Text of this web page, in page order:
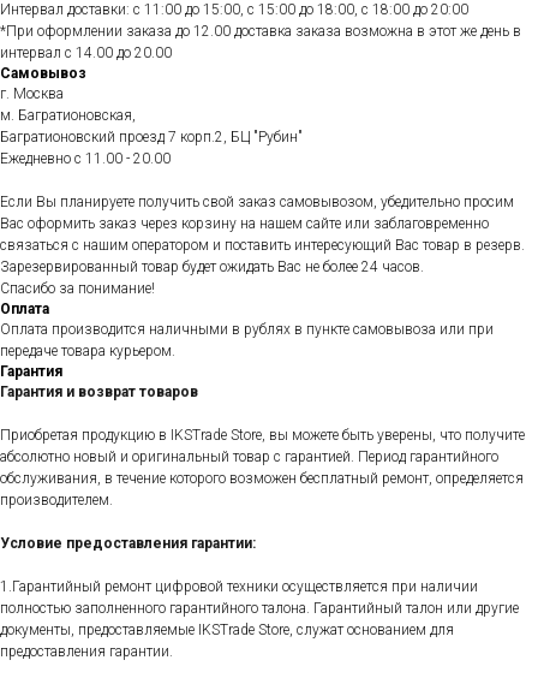
Интервал доставки: с 11:00 до 15:00, с 15:00 до 18:00, с 18:00 до 20:00
*При оформлении заказа до 12.00 доставка заказа возможна в этот же день в
интервал с 14.00 до 20.00
Самовывоз
г. Москва
м. Багратионовская,
Багратионовский проезд 7 корп.2, БЦ "Рубин"
Ежедневно c 11.00 - 20.00
Если Вы планируете получить свой заказ самовывозом, убедительно просим
Вас оформить заказ через корзину на нашем сайте или заблаговременно
связаться с нашим оператором и поставить интересующий Вас товар в резерв.
Зарезервированный товар будет ожидать Вас не более 24 часов.
Спасибо за понимание!
Оплата
Оплата производится наличными в рублях в пункте самовывоза или при
передаче товара курьером.
Гарантия
Гарантия и возврат товаров
Приобретая продукцию в IKSTrade Store, вы можете быть уверены, что получите
абсолютно новый и оригинальный товар с гарантией. Период гарантийного
обслуживания, в течение которого возможен бесплатный ремонт, определяется
производителем.
Условие предоставления гарантии:
1.Гарантийный ремонт цифровой техники осуществляется при наличии
полностью заполненного гарантийного талона. Гарантийный талон или другие
документы, предоставляемые IKSTrade Store, служат основанием для
предоставления гарантии.